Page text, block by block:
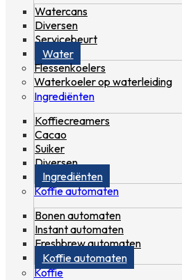
Watercans
Diversen
Servicebeurt
Water
Flessenkoelers
Waterkoeler op waterleiding
Ingrediënten
Koffiecreamers
Cacao
Suiker
Diversen
Ingrediënten
Koffie automaten
Bonen automaten
Instant automaten
Freshbrew automaten
Koffie automaten
Koffie